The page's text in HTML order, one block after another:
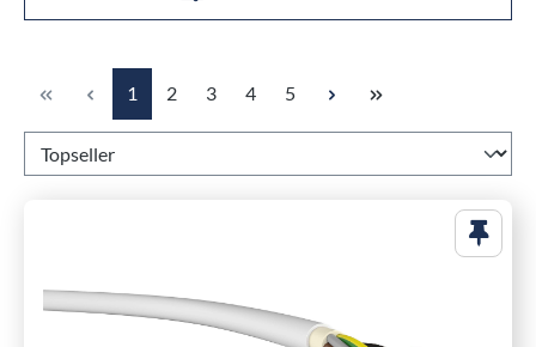
Seite
1 Seite
2 Seite
3 Seite
4 Seite
5